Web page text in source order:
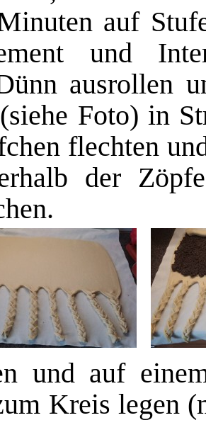
auf
und
ausrollen
Foto) in
flechten
der
und auf
Kreis legen